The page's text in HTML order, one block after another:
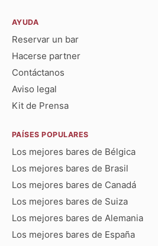
AYUDA
Reservar un bar
Hacerse partner
Contáctanos
Aviso legal
Kit de Prensa
PAÍSES POPULARES
Los mejores bares de Bélgica
Los mejores bares de Brasil
Los mejores bares de Canadá
Los mejores bares de Suiza
Los mejores bares de Alemania
Los mejores bares de España